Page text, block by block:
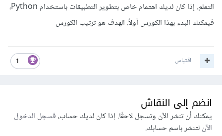
التعلم. إذا كان لديك اهتمام خاص بتطوير التطبيقات باستخدام Python،
فيمكنك البدء بهذا الكورس أولاً. الهدف هو ترتيب الكورس
1 اقتباس
انضم إلى النقاش
يمكنك أن تنشر الآن وتسجل لاحقًا. إذا كان لديك حساب،فسجل الدخول
الآنلتنشر باسم حسابك.